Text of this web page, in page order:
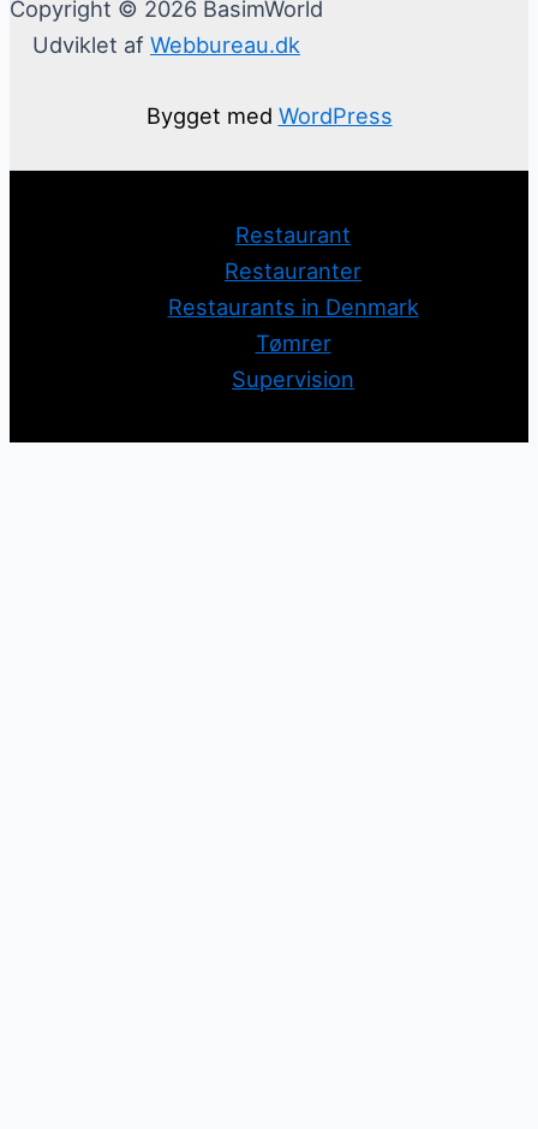
Copyright © 2026 BasimWorld
Udviklet af Webbureau.dk
Bygget med WordPress
Restaurant
Restauranter
Restaurants in Denmark
Tømrer
Supervision